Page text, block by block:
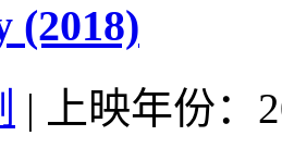
(2018)
|
上映年份：